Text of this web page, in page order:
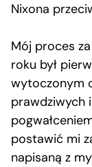
Nixona
Mój proces za
roku był
wytoczonym
prawdziwych
postawić mi
napisaną z